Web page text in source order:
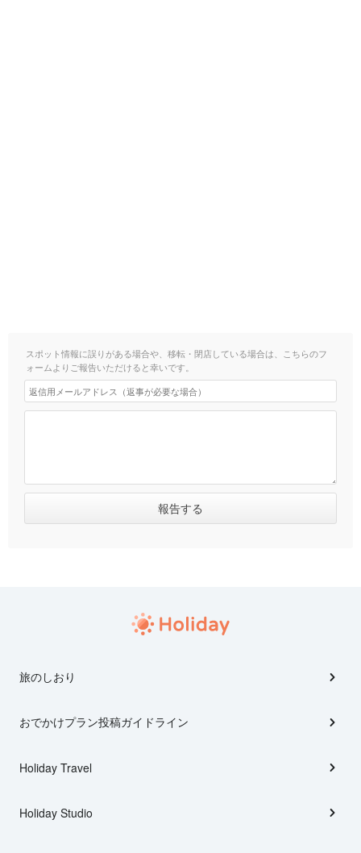
スポット情報に誤りがある場合や、移転・閉店している場合は、こちらのフ
ォームよりご報告いただけると幸いです。
旅のしおり
おでかけプラン投稿ガイドライン
Holiday Travel
Holiday Studio